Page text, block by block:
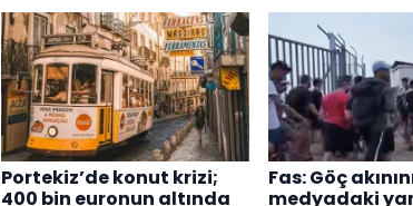
Portekiz’de konut krizi;
400 bin euronun altında
Fas: Göç
medyadaki